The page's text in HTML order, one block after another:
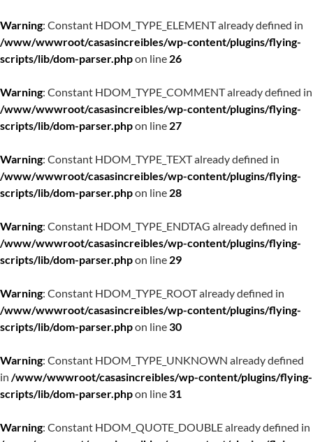
Warning: Constant HDOM_TYPE_ELEMENT already defined in
/www/wwwroot/casasincreibles/wp-content/plugins/flying-
scripts/lib/dom-parser.phpon line 26
Warning: Constant HDOM_TYPE_COMMENT already defined in
/www/wwwroot/casasincreibles/wp-content/plugins/flying-
scripts/lib/dom-parser.phpon line 27
Warning: Constant HDOM_TYPE_TEXT already defined in
/www/wwwroot/casasincreibles/wp-content/plugins/flying-
scripts/lib/dom-parser.phpon line 28
Warning: Constant HDOM_TYPE_ENDTAG already defined in
/www/wwwroot/casasincreibles/wp-content/plugins/flying-
scripts/lib/dom-parser.phpon line 29
Warning: Constant HDOM_TYPE_ROOT already defined in
/www/wwwroot/casasincreibles/wp-content/plugins/flying-
scripts/lib/dom-parser.phpon line30
Warning: Constant HDOM_TYPE_UNKNOWN already defined
in /www/wwwroot/casasincreibles/wp-content/plugins/flying-
scripts/lib/dom-parser.phpon line31
Warning: Constant HDOM_QUOTE_DOUBLE already defined in